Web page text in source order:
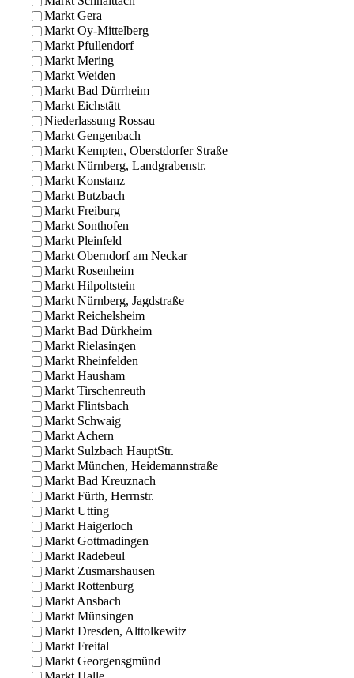
Markt Gera
Markt Oy-Mittelberg
Markt Pfullendorf
Markt Mering
Markt Weiden
Markt Bad Dürrheim
Markt Eichstätt
Niederlassung Rossau
Markt Gengenbach
Markt Kempten, Oberstdorfer Straße
Markt Nürnberg, Landgrabenstr.
Markt Konstanz
Markt Butzbach
Markt Freiburg
Markt Sonthofen
Markt Pleinfeld
Markt Oberndorf am Neckar
Markt Rosenheim
Markt Hilpoltstein
Markt Nürnberg, Jagdstraße
Markt Reichelsheim
Markt Bad Dürkheim
Markt Rielasingen
Markt Rheinfelden
Markt Hausham
Markt Tirschenreuth
Markt Flintsbach
Markt Schwaig
Markt Achern
Markt Sulzbach HauptStr.
Markt München, Heidemannstraße
Markt Bad Kreuznach
Markt Fürth, Herrnstr.
Markt Utting
Markt Haigerloch
Markt Gottmadingen
Markt Radebeul
Markt Zusmarshausen
Markt Rottenburg
Markt Ansbach
Markt Münsingen
Markt Dresden, Alttolkewitz
Markt Freital
Markt Georgensgmünd